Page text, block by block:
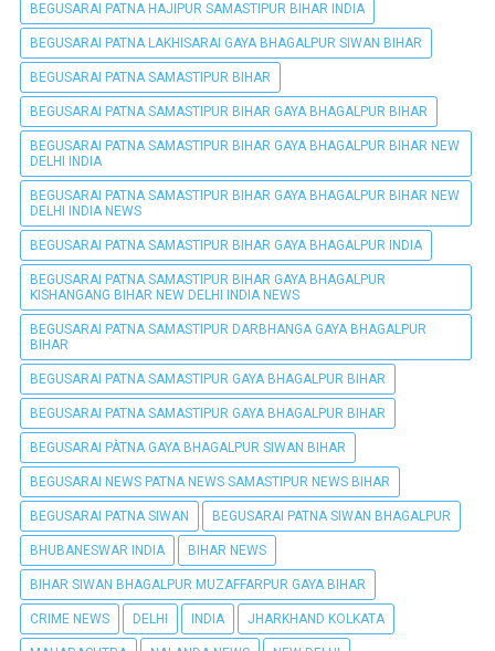
BEGUSARAI PATNA HAJIPUR SAMASTIPUR BIHAR INDIA
BEGUSARAI PATNA LAKHISARAI GAYA BHAGALPUR SIWAN BIHAR
BEGUSARAI PATNA SAMASTIPUR BIHAR
BEGUSARAI PATNA SAMASTIPUR BIHAR GAYA BHAGALPUR BIHAR
BEGUSARAI PATNA SAMASTIPUR BIHAR GAYA BHAGALPUR BIHAR NEW
DELHI INDIA
BEGUSARAI PATNA SAMASTIPUR BIHAR GAYA BHAGALPUR BIHAR NEW
DELHI INDIA NEWS
BEGUSARAI PATNA SAMASTIPUR BIHAR GAYA BHAGALPUR INDIA
BEGUSARAI PATNA SAMASTIPUR BIHAR GAYA BHAGALPUR
KISHANGANG BIHAR NEW DELHI INDIA NEWS
BEGUSARAI PATNA SAMASTIPUR DARBHANGA GAYA BHAGALPUR
BIHAR
BEGUSARAI PATNA SAMASTIPUR GAYA BHAGALPUR BIHAR
BEGUSARAI PATNA SAMASTIPUR GAYA BHAGALPUR BIHAR
BEGUSARAI PÀTNA GAYA BHAGALPUR SIWAN BIHAR
BEGUSARAI NEWS PATNA NEWS SAMASTIPUR NEWS BIHAR
BEGUSARAI PATNA SIWAN BEGUSARAI PATNA SIWAN BHAGALPUR
BHUBANESWAR INDIA BIHAR NEWS
BIHAR SIWAN BHAGALPUR MUZAFFARPUR GAYA BIHAR
CRIME NEWS DELHI INDIA JHARKHAND KOLKATA